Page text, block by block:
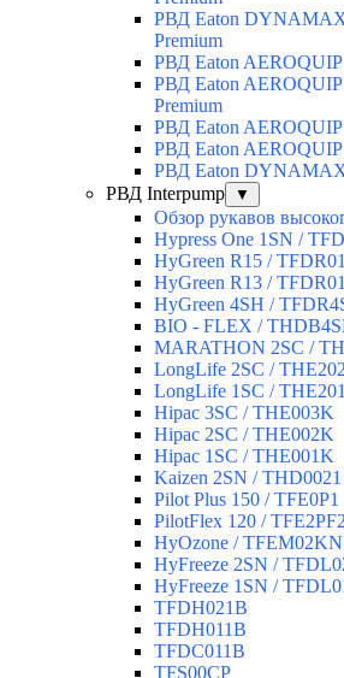
РВД Eaton
Premium
РВД Eaton
РВД Eaton
Premium
РВД Eaton AEROQUIP
РВД Eaton AEROQUIP
РВД Eaton DYNAMAX
РВД Interpump
▼
Обзор рукавов
Hypress One 1SN /
HyGreen R15 /
HyGreen R13 /
HyGreen 4SH /
BIO - FLEX /
MARATHON 2SC /
LongLife 2SC /
LongLife 1SC /
Hipac 3SC / THE003K
Hipac 2SC / THE002K
Hipac 1SC / THE001K
Kaizen 2SN / THD0021
Pilot Plus 150 / TFE0P1
PilotFlex 120 / TFE2PF2
HyOzone / TFEM02KN
HyFreeze 2SN /
HyFreeze 1SN /
TFDH021B
TFDH011B
TFDC011B
TFS00CP